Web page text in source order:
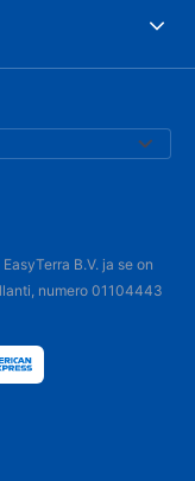
B.V. ja se on
numero 01104443